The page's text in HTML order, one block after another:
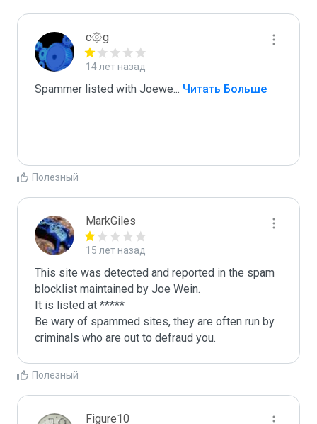
c۞g
14 лет назад
Spammer listed with Joewe... Читать Больше
Полезный
MarkGiles
15 лет назад
This site was detected and reported in the spam
blocklist maintained by Joe Wein.
It is listed at *****
Be wary of spammed sites, they are often run by
criminals who are out to defraud you.
Полезный
Figure10